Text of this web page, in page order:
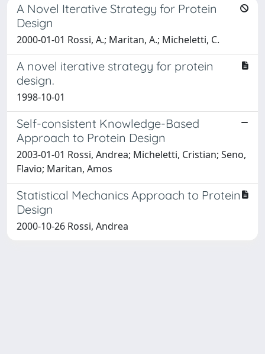
A Novel Iterative Strategy for Protein
Design
2000-01-01 Rossi, A.; Maritan, A.; Micheletti, C.
A novel iterative strategy for protein
design.
1998-10-01
Self-consistent Knowledge-Based
Approach to Protein Design
2003-01-01 Rossi, Andrea; Micheletti, Cristian; Seno,
Flavio; Maritan, Amos
Statistical Mechanics Approach to Protein
Design
2000-10-26 Rossi, Andrea